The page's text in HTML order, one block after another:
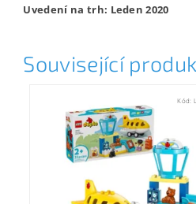
Uvedení na trh: Leden 2020
Související
Kód: